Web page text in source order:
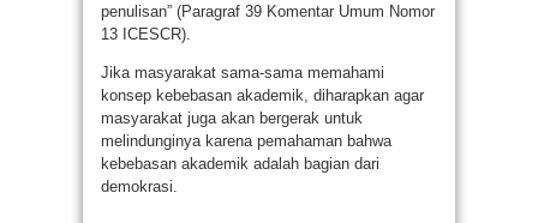
penulisan” (Paragraf 39 Komentar Umum Nomor
13 ICESCR).
Jika masyarakat sama-sama memahami
konsep kebebasan akademik, diharapkan agar
masyarakat juga akan bergerak untuk
melindunginya karena pemahaman bahwa
kebebasan akademik adalah bagian dari
demokrasi.